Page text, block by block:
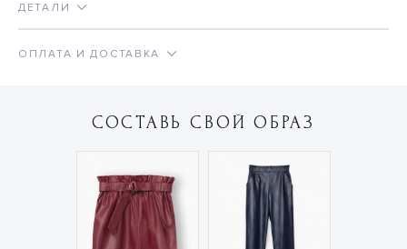
ДЕТАЛИ
ОПЛАТА И ДОСТАВКА
СОСТАВЬ СВОЙ ОБРАЗ